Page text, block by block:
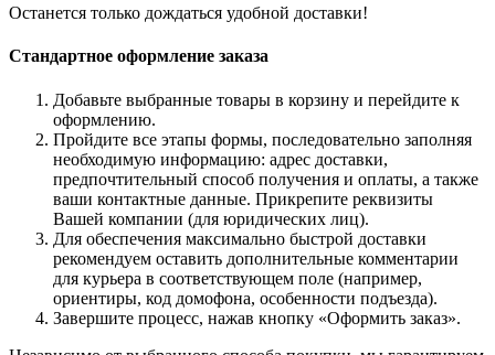
Останется только дождаться удобной доставки!
Стандартное оформление заказа
Добавьте выбранные товары в корзину и перейдите к
оформлению.
Пройдите все этапы формы, последовательно заполняя
необходимую информацию: адрес доставки,
предпочтительный способ получения и оплаты, а также
ваши контактные данные. Прикрепите реквизиты
Вашей компании (для юридических лиц).
Для обеспечения максимально быстрой доставки
рекомендуем оставить дополнительные комментарии
для курьера в соответствующем поле (например,
ориентиры, код домофона, особенности подъезда).
Завершите процесс, нажав кнопку «Оформить заказ».